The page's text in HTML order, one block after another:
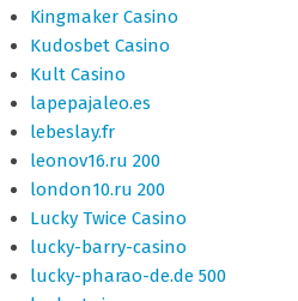
Kingmaker Casino
Kudosbet Casino
Kult Casino
lapepajaleo.es
lebeslay.fr
leonov16.ru 200
london10.ru 200
Lucky Twice Casino
lucky-barry-casino
lucky-pharao-de.de 500